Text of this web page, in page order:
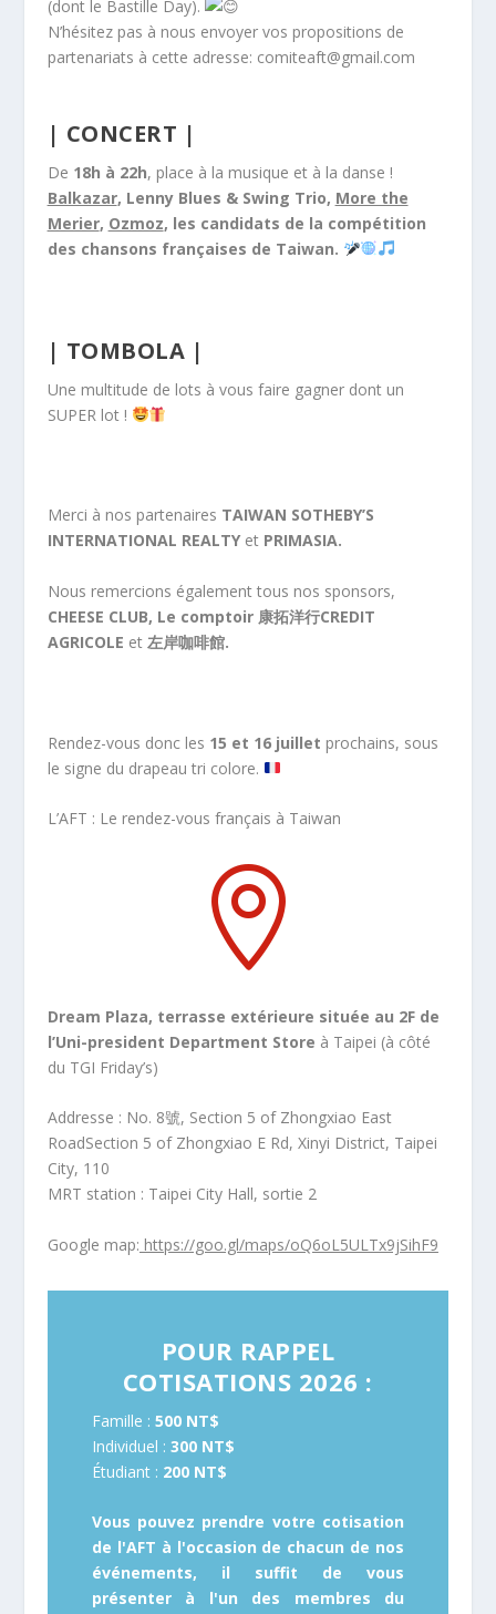
(dont le Bastille Day).
N’hésitez pas à nous envoyer vos propositions de
partenariats à cette adresse: comiteaft@gmail.com
| CONCERT |
De 18h à 22h, place à la musique et à la danse !
Balkazar, Lenny Blues & Swing Trio, More the
Merier, Ozmoz, les candidats de la compétition
des chansons françaises de Taiwan.
| TOMBOLA |
Une multitude de lots à vous faire gagner dont un
SUPER lot !
Merci à nos partenaires TAIWAN SOTHEBY’S
INTERNATIONAL REALTYet PRIMASIA.
Nous remercions également tous nos sponsors,
CHEESE CLUB, Le comptoir 康拓洋行CREDIT
AGRICOLE et 左岸咖啡館.
Rendez-vous donc les 15 et 16 juillet prochains, sous
le signe du drapeau tri colore.
L’AFT : Le rendez-vous français à Taiwan

Dream Plaza, terrasse extérieure située au 2F de
l’Uni-president Department Store à Taipei (à côté
du TGI Friday’s)
Addresse : No. 8號, Section 5 of Zhongxiao East
RoadSection 5 of Zhongxiao E Rd, Xinyi District, Taipei
City, 110
MRT station : Taipei City Hall, sortie 2
Google map: https://goo.gl/maps/oQ6oL5ULTx9jSihF9
POUR RAPPEL
COTISATIONS 2026 :
Famille : 500 NT$
Individuel : 300 NT$
Étudiant : 200 NT$
Vous pouvez prendre votre cotisation
de l'AFT à l'occasion de chacun de nos
événements, il suffit de vous
présenter à l'un des membres du